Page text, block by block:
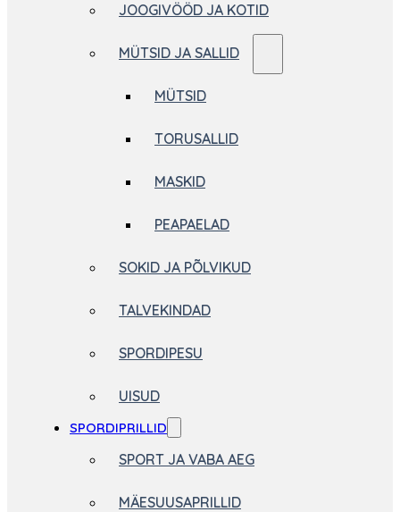
JOOGIVÖÖD JA KOTID
MÜTSID JA SALLID
MÜTSID
TORUSALLID
MASKID
PEAPAELAD
SOKID JA PÕLVIKUD
TALVEKINDAD
SPORDIPESU
UISUD
SPORDIPRILLID
SPORT JA VABA AEG
MÄESUUSAPRILLID